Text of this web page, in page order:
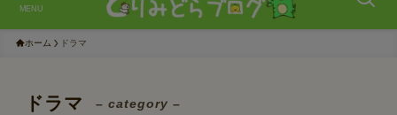
MENU
ホーム ドラマ
ドラマ – category –